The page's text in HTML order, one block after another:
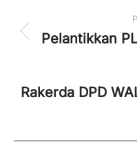
navigation
Pelantikkan
Rakerda DPD